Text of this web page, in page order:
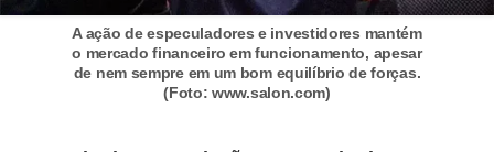
A ação de especuladores e investidores mantém
o mercado financeiro em funcionamento, apesar
de nem sempre em um bom equilíbrio de forças.
(Foto: www.salon.com)
C